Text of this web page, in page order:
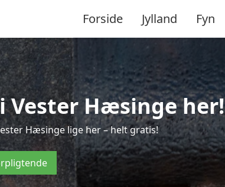
Forside Jylland Fyn
Hæsinge her!
Hæsinge lige her – helt gratis!